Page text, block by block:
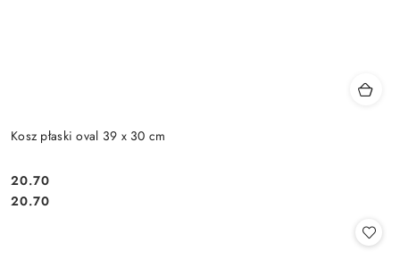
Kosz płaski oval 39 x 30 cm
Cena:
20.70
Cena:
20.70